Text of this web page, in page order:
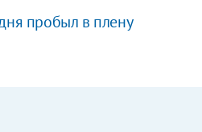
пробыл в плену